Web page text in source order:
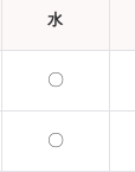
水
〇
〇